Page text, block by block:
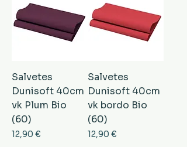
Salvetes
Dunisoft 40cm
vk Plum Bio
(60)
Cena
12,90 €
Salvetes
Dunisoft 40cm
vk bordo Bio
(60)
Cena
12,90 €